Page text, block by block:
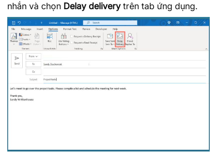
nhắn và chọn Delay deliverytrên tab ứng dụng.